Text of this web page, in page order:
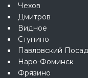
Чехов
Дмитров
Видное
Ступино
Павловский Посад
Наро-Фоминск
Фрязино